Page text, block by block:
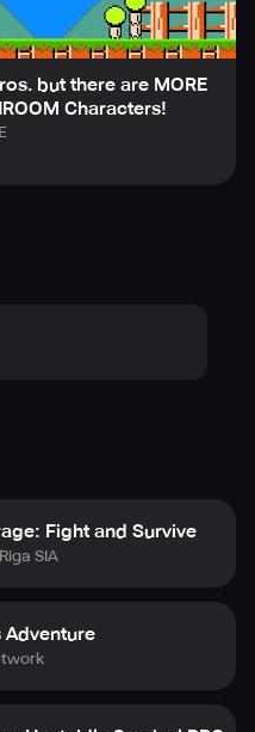
but there are MORE
Characters!
Fight and Survive
SIA
Adventure